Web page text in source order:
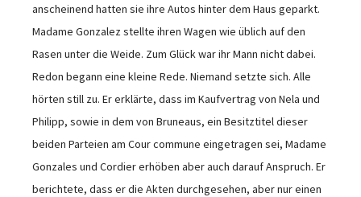
anscheinend hatten sie ihre Autos hinter dem Haus geparkt.
Madame Gonzalez stellte ihren Wagen wie üblich auf den
Rasen unter die Weide. Zum Glück war ihr Mann nicht dabei.
Redon begann eine kleine Rede. Niemand setzte sich. Alle
hörten still zu. Er erklärte, dass im Kaufvertrag von Nela und
Philipp, sowie in dem von Bruneaus, ein Besitztitel dieser
beiden Parteien am Cour commune eingetragen sei, Madame
Gonzales und Cordier erhöben aber auch darauf Anspruch. Er
berichtete, dass er die Akten durchgesehen, aber nur einen